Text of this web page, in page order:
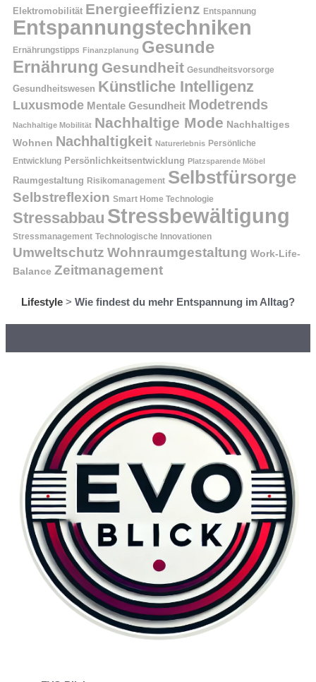
Elektromobilität Energieeffizienz Entspannung
Entspannungstechniken
Ernährungstipps Finanzplanung Gesunde
Ernährung Gesundheit Gesundheitsvorsorge
Gesundheitswesen Künstliche Intelligenz
Luxusmode Mentale Gesundheit Modetrends
Nachhaltige Mobilität Nachhaltige Mode Nachhaltiges
Wohnen Nachhaltigkeit Naturerlebnis Persönliche
Entwicklung Persönlichkeitsentwicklung Platzsparende Möbel
Raumgestaltung Risikomanagement Selbstfürsorge
Selbstreflexion Smart Home Technologie
Stressabbau Stressbewältigung
Stressmanagement Technologische Innovationen
Umweltschutz Wohnraumgestaltung Work-Life-
Balance Zeitmanagement
Lifestyle > Wie findest du mehr Entspannung im Alltag?